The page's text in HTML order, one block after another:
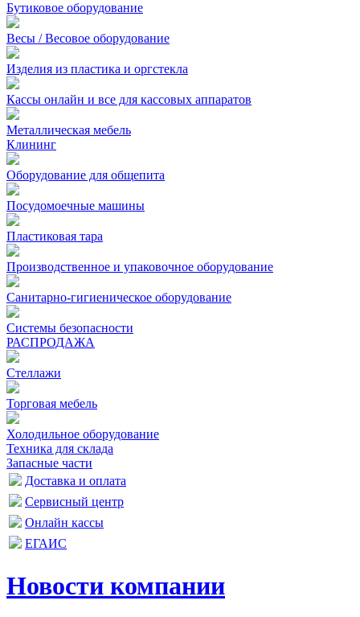
Бутиковое оборудование
Весы / Весовое оборудование
Изделия из пластика и оргстекла
Кассы онлайн и все для кассовых аппаратов
Металлическая мебель
Клининг
Оборудование для общепита
Посудомоечные машины
Пластиковая тара
Производственное и упаковочное оборудование
Санитарно-гигиеническое оборудование
Системы безопасности
РАСПРОДАЖА
Стеллажи
Торговая мебель
Холодильное оборудование
Техника для склада
Запасные части
Доставка и оплата
Сервисный центр
Онлайн кассы
ЕГАИС
Новости компании